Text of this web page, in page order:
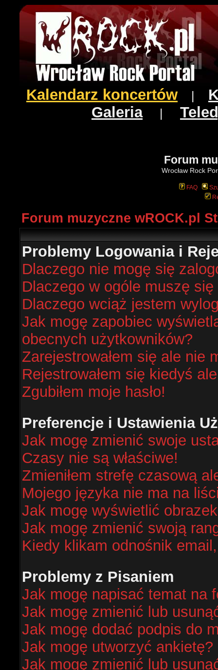
Kalendarz koncertów
Galeria|
Forum
Wrocław Rock
FAQ
Forum muzyczne wROCK.pl
Problemy Logowania i
Dlaczego nie mogę się
Dlaczego w ogóle muszę
Dlaczego wciąż jestem
Jak mogę zapobiec
obecnych użytkowników?
Zarejestrowałem się ale nie
Rejestrowałem się kiedyś
Zgubiłem moje hasło!
Preferencje i Ustawienia
Jak mogę zmienić swoje
Czasy nie są właściwe!
Zmieniłem strefę czasową
Mojego języka nie ma na
Jak mogę wyświetlić
Jak mogę zmienić swoją
Kiedy klikam odnośnik
Problemy z Pisaniem
Jak mogę napisać temat na
Jak mogę zmienić lub
Jak mogę dodać podpis do
Jak mogę utworzyć ankietę?
Jak mogę zmienić lub